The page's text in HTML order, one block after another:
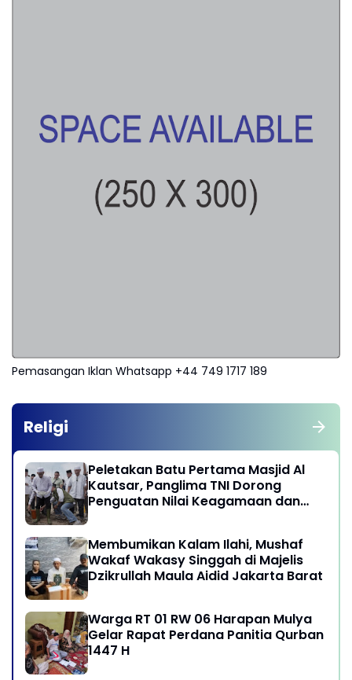
Pemasangan Iklan Whatsapp +44 749 1717 189
Religi
Peletakan Batu Pertama Masjid Al
Kautsar, Panglima TNI Dorong
Penguatan Nilai Keagamaan dan
Membumikan Kalam Ilahi, Mushaf
Wakaf Wakasy Singgah di Majelis
Dzikrullah Maula Aidid Jakarta Barat
Warga RT 01 RW 06 Harapan Mulya
Gelar Rapat Perdana Panitia Qurban
1447 H